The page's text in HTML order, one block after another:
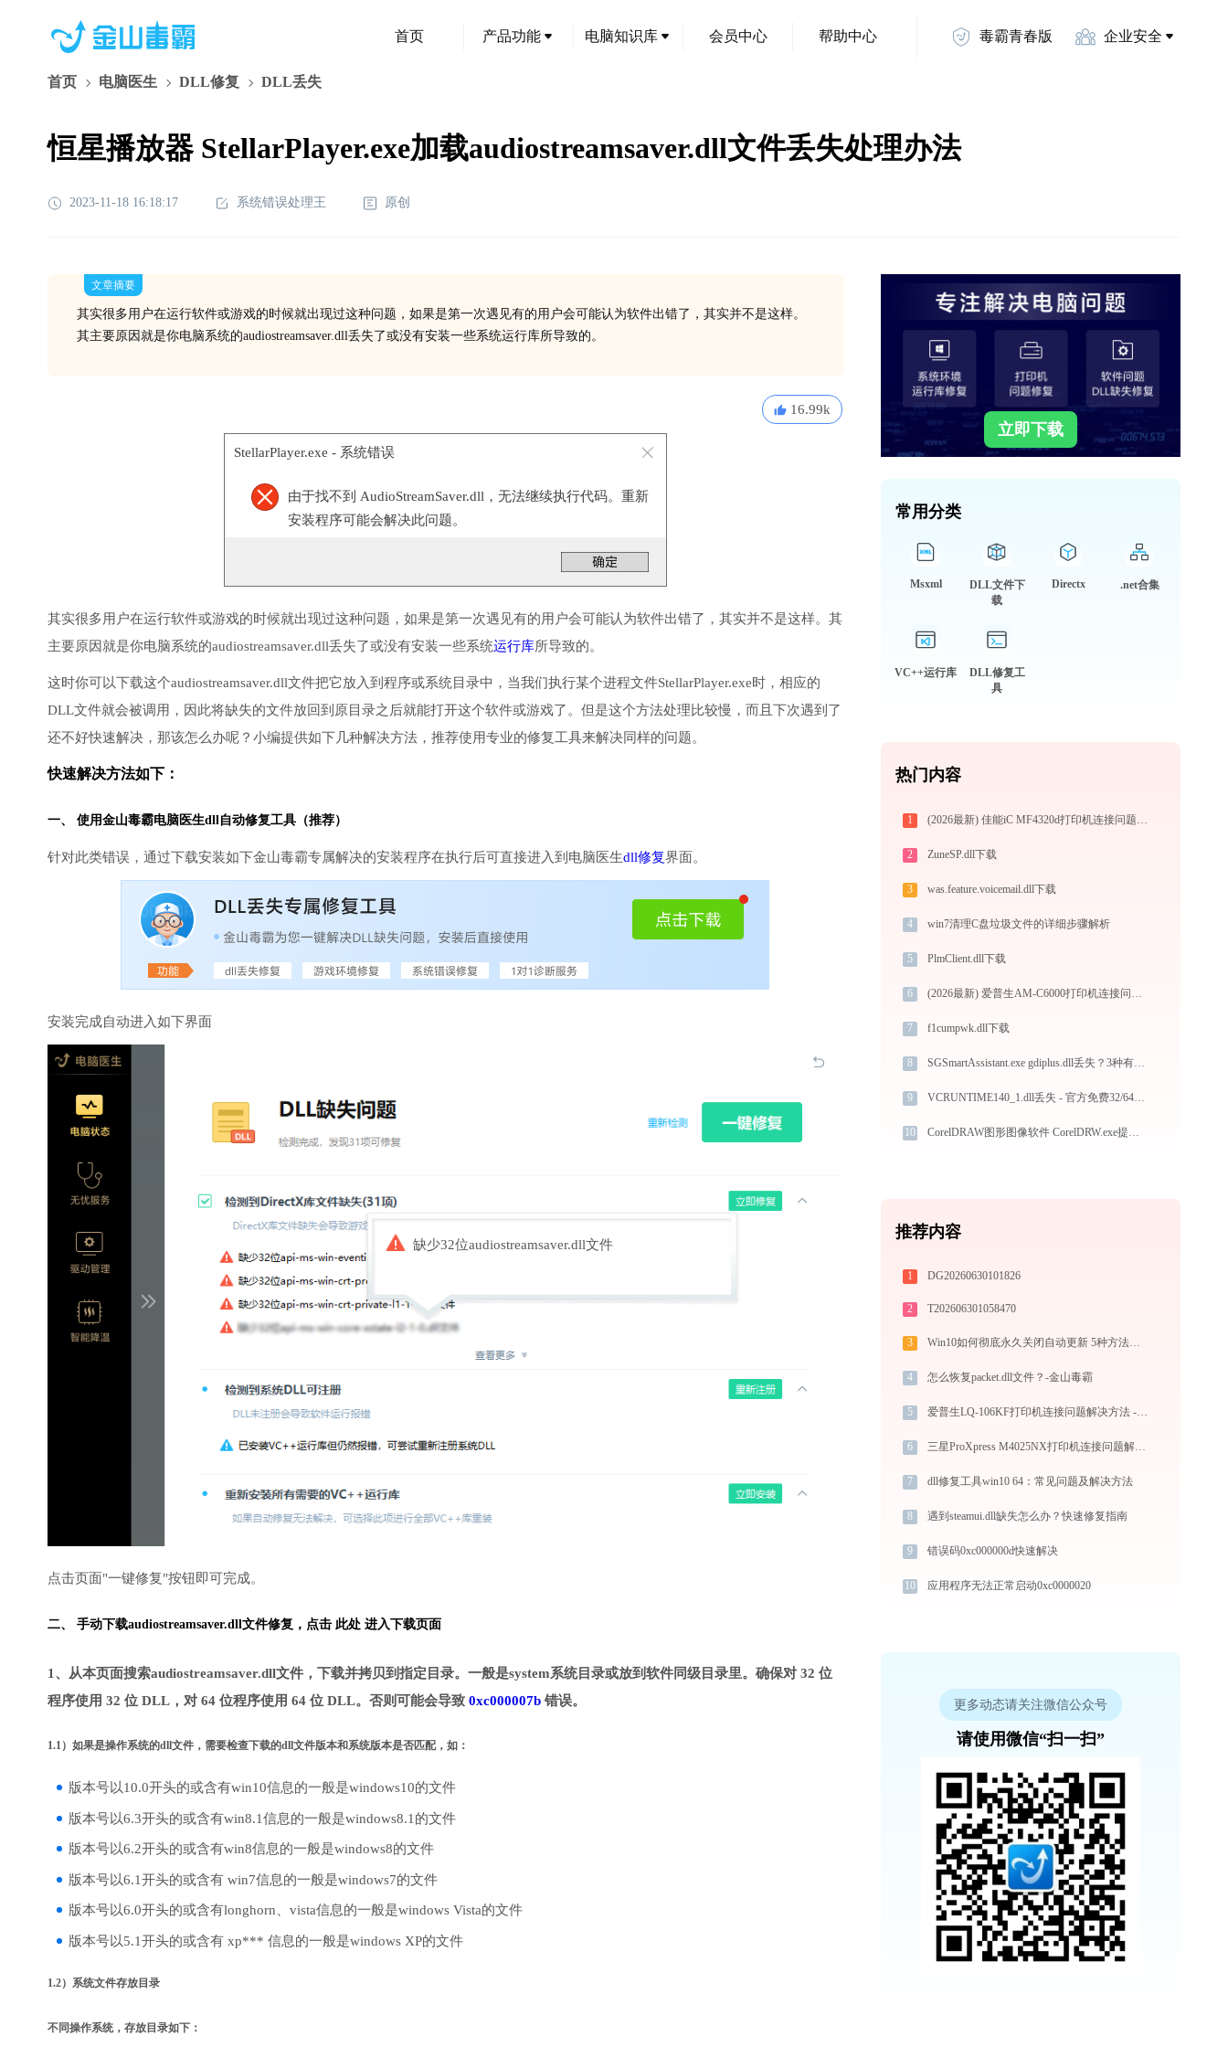
首页 产品功能 电脑知识库 会员中心 帮助中心 毒霸青春版 企业安全
首页 电脑医生 DLL修复 DLL丢失
恒星播放器 StellarPlayer.exe加载audiostreamsaver.dll文件丢失处理办法
2023-11-18 16:18:17 系统错误处理王 原创
文章摘要
其实很多用户在运行软件或游戏的时候就出现过这种问题，如果是第一次遇见有的用户会可能认为软件出错了，其实并不是这样。
其主要原因就是你电脑系统的audiostreamsaver.dll丢失了或没有安装一些系统运行库所导致的。
16.99k
StellarPlayer.exe - 系统错误
由于找不到 AudioStreamSaver.dll，无法继续执行代码。重新
安装程序可能会解决此问题。
其实很多用户在运行软件或游戏的时候就出现过这种问题，如果是第一次遇见有的用户会可能认为软件出错了，其实并不是这样。其
主要原因就是你电脑系统的audiostreamsaver.dll丢失了或没有安装一些系统运行库所导致的。
这时你可以下载这个audiostreamsaver.dll文件把它放入到程序或系统目录中，当我们执行某个进程文件StellarPlayer.exe时，相应的
DLL文件就会被调用，因此将缺失的文件放回到原目录之后就能打开这个软件或游戏了。但是这个方法处理比较慢，而且下次遇到了
还不好快速解决，那该怎么办呢？小编提供如下几种解决方法，推荐使用专业的修复工具来解决同样的问题。
快速解决方法如下：
一、 使用金山毒霸电脑医生dll自动修复工具（推荐）
针对此类错误，通过下载安装如下金山毒霸专属解决的安装程序在执行后可直接进入到电脑医生dll修复界面。
安装完成自动进入如下界面
缺少32位audiostreamsaver.dll文件
点击页面"一键修复"按钮即可完成。
二、 手动下载audiostreamsaver.dll文件修复， 点击 此处 进入下载页面
1、从本页面搜索audiostreamsaver.dll文件，下载并拷贝到指定目录。一般是system系统目录或放到软件同级目录里。确保对 32 位
程序使用 32 位 DLL，对 64 位程序使用 64 位 DLL。否则可能会导致 0xc000007b 错误。
1.1）如果是操作系统的dll文件，需要检查下载的dll文件版本和系统版本是否匹配，如：
版本号以10.0开头的或含有win10信息的一般是windows10的文件
版本号以6.3开头的或含有win8.1信息的一般是windows8.1的文件
版本号以6.2开头的或含有win8信息的一般是windows8的文件
版本号以6.1开头的或含有 win7信息的一般是windows7的文件
版本号以6.0开头的或含有longhorn、vista信息的一般是windows Vista的文件
版本号以5.1开头的或含有 xp*** 信息的一般是windows XP的文件
1.2）系统文件存放目录
不同操作系统，存放目录如下：
立即下载
常用分类
Msxml
DLL文件下
载
Directx .net合集
VC++运行库
DLL修复工
具
热门内容
1 (2026最新) 佳能iC MF4320d打印机连接问题解决方法 - 金山毒霸
2 ZuneSP.dll下载
3 was.feature.voicemail.dll下载
4 win7清理C盘垃圾文件的详细步骤解析
5 PlmClient.dll下载
6 (2026最新) 爱普生AM-C6000打印机连接问题如何解决？-金山毒霸
7 f1cumpwk.dll下载
8 SGSmartAssistant.exe gdiplus.dll丢失？3种有效修复方法
9 VCRUNTIME140_1.dll丢失 - 官方免费32/64位一键修复工具
10 CorelDRAW图形图像软件 CorelDRW.exe提示缺少msvcp140.dll文件的解决办法
推荐内容
1 DG20260630101826
2 T202606301058470
3 Win10如何彻底永久关闭自动更新 5种方法教你永久关闭win10自动更新
4 怎么恢复packet.dll文件？-金山毒霸
5 爱普生LQ-106KF打印机连接问题解决方法 - 金山毒霸
6 三星ProXpress M4025NX打印机连接问题解决方法 -金山毒霸
7 dll修复工具win10 64：常见问题及解决方法
8 遇到steamui.dll缺失怎么办？快速修复指南
9 错误码0xc000000d快速解决
10 应用程序无法正常启动0xc0000020
更多动态请关注微信公众号
请使用微信“扫一扫”